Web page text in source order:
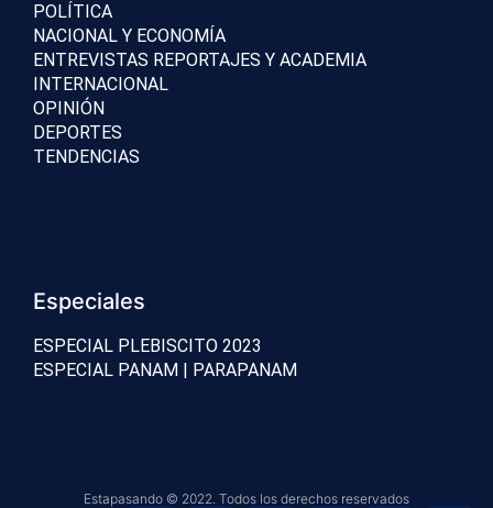
POLÍTICA
NACIONAL Y ECONOMÍA
ENTREVISTAS REPORTAJES Y ACADEMIA
INTERNACIONAL
OPINIÓN
DEPORTES
TENDENCIAS
Especiales
ESPECIAL PLEBISCITO 2023
ESPECIAL PANAM | PARAPANAM
Estapasando © 2022. Todos los derechos reservados